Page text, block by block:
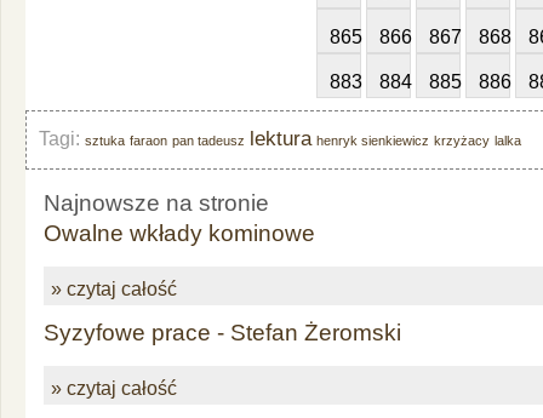
865 866 867 868
883 884 885 886
Tagi: sztuka faraon pan tadeusz lektura henryk sienkiewicz krzyżacy lalka
Najnowsze na stronie
Owalne wkłady kominowe
» czytaj całość
Syzyfowe prace - Stefan Żeromski
» czytaj całość